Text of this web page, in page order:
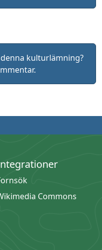
kulturlämning?
Commons